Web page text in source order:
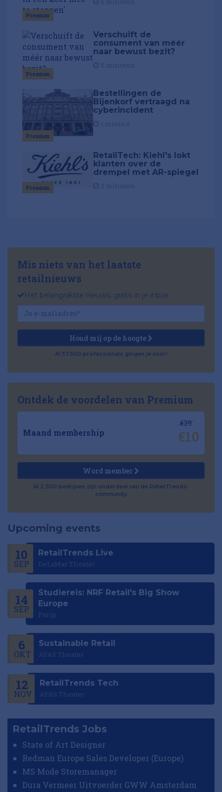
Premium
Premium
Verschuift de
consument van méér
naar bewust bezit?
Premium
Bestellingen de
Bijenkorf vertraagd na
cyberincident
Premium
RetailTech: Kiehl's lokt
klanten over de
drempel met AR-spiegel
Mis niets van het laatste
retailnieuws
Het belangrijkste nieuws, gratis in je inbox
Houd mij op de hoogte
Al 57.500 professionals gingen je voor!
Ontdek de voordelen van Premium
Maand membership
€39
€10
Word member
Al 2.500 bedrijven zijn onderdeel van de RetailTrends-
community
Upcoming events
10
SEP
RetailTrends Live
DeLaMar Theater
14
SEP
Studiereis: NRF Retail's Big Show
Europe
Parijs
6
OKT
Sustainable Retail
AFAS Theater
12
NOV
RetailTrends Tech
AFAS Theater
RetailTrends Jobs
State of Art Designer
Redman Europe Sales Developer (Europe)
MS Mode Storemanager
Dura Vermeer Uitvoerder GWW Amsterdam